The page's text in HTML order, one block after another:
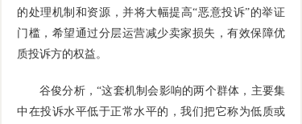
的处理机制和资源，并将大幅提高“恶意投诉”的举证
门槛，希望通过分层运营减少卖家损失，有效保障优
质投诉方的权益。
谷俊分析，“这套机制会影响的两个群体，主要集
中在投诉水平低于正常水平的，我们把它称为低质或